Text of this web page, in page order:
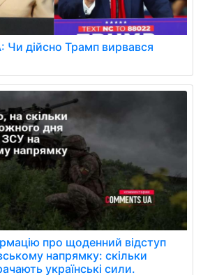
дійсно Трамп вирвався
про щоденний відступ
напрямку: скільки
українські сили.